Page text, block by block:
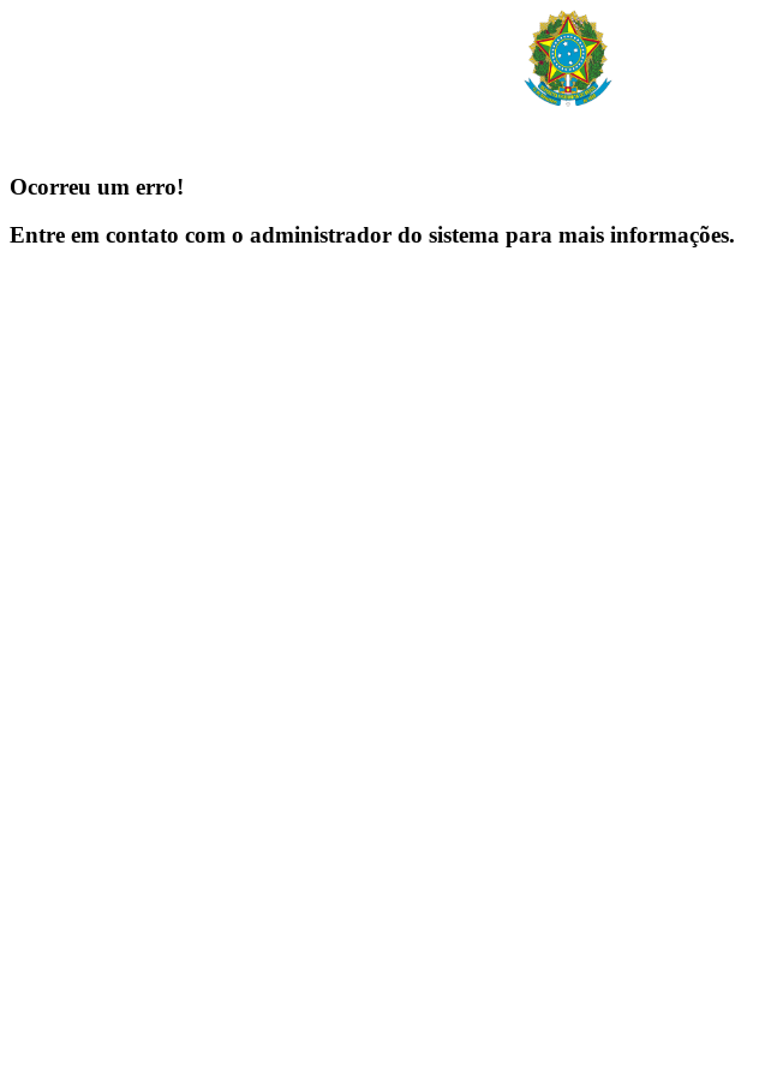
Ocorreu um erro!
Entre em contato com o administrador do sistema para mais informações.